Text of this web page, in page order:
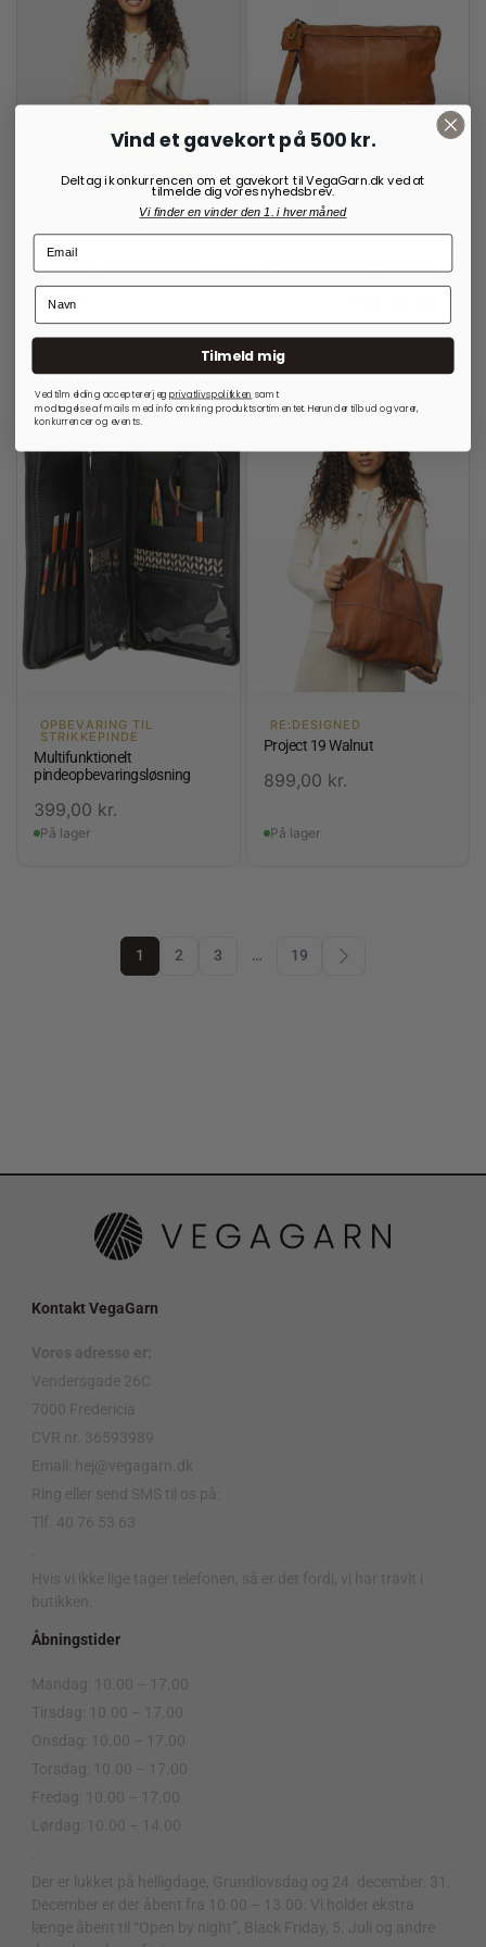
RE:DESIGNED
Project 21 Walnut/Canvas
699,00
Project 13 Burned Tan/Gold
På lager
OPBEVARING TIL
STRIKKEPINDE
Multifunktionelt
pindeopbevaringsløsning
399,00 kr.
På lager
RE:DESIGNED
Project 19 Walnut
899,00 kr.
På lager
1 2 3 … 19
Kontakt VegaGarn
Vores adresse er:
Vendersgade 26C
7000 Fredericia
CVR nr. 36593989
Email: hej@vegagarn.dk
Ring eller send SMS til os på:
Tlf. 40 76 53 63
Hvis vi ikke lige tager telefonen, så er det fordi, vi har travlt i
butikken.
Åbningstider
Mandag: 10.00 – 17.00
Tirsdag: 10.00 – 17.00
Onsdag: 10.00 – 17.00
Torsdag: 10.00 – 17.00
Fredag: 10.00 – 17.00
Lørdag: 10.00 – 14.00
Der er lukket på helligdage, Grundlovsdag og 24. december. 31.
December er der åbent fra 10.00 – 13.00. Vi holder ekstra
længe åbent til “Open by night”, Black Friday, 5. Juli og andre
Vind et gavekort på 500 kr.
Deltag i konkurrencen om et gavekort til VegaGarn.dk ved at
tilmelde dig vores nyhedsbrev.
Vi finder en vinder den 1. i hver måned
Tilmeld mig
Ved tilmelding accepterer jegprivatlivspolitkken samt
modtagelse af mails med info omkring produktsortimentet. Herunder tilbud og varer,
konkurrencer og events.